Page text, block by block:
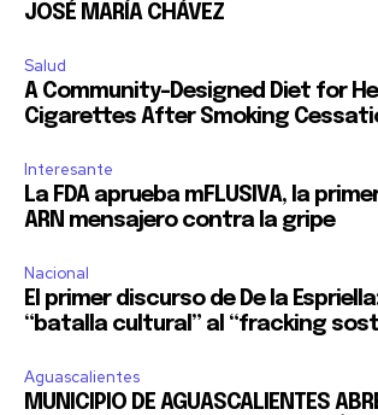
JOSÉ MARÍA CHÁVEZ
Salud
A Community-Designed Diet for
Cigarettes After Smoking
Interesante
La FDA aprueba mFLUSIVA, la
ARN mensajero contra la gripe
Nacional
El primer discurso de De la
“batalla cultural” al “fracking
Aguascalientes
MUNICIPIO DE AGUASCALIENTES